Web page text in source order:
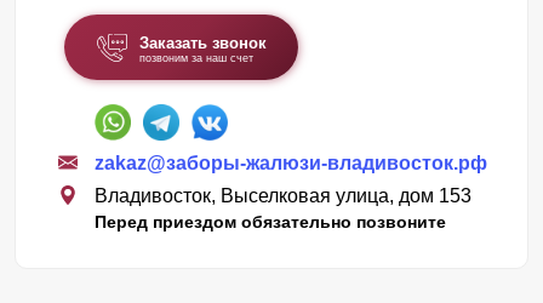
Заказать звонок
позвоним за наш счет
zakaz@заборы-жалюзи-владивосток.рф
Владивосток, Выселковая улица, дом 153
Перед приездом обязательно позвоните